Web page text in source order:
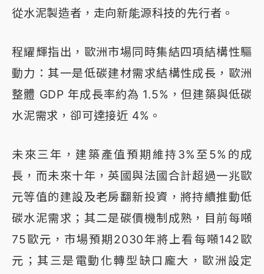
從水泥製造者，走向新能源科技的先行者。
程耀輝指出，歐洲市場同時集結四項結構性驅
動力：其一是低碳建材需求結構性成長，歐洲
整體 GDP 年成長率約為 1.5%，但建築與低碳
水泥需求，卻可達接近 4%。
未來三年，建築產值預期維持3%至5%的成
長，而未來十年，英國與法國合計超過一兆歐
元等值的建設及老房翻新投資，將持續推動低
碳水泥需求；其二是碳價機制成熟，目前每噸
75歐元，市場預期2030年將上看每噸142歐
元；其三是電動化轉型缺口龐大，歐洲設定